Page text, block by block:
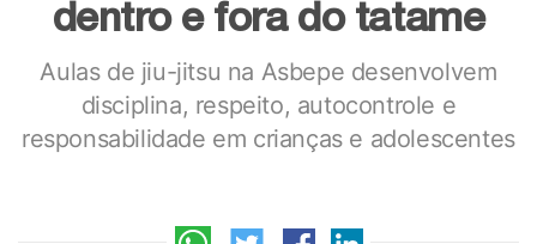
dentro e fora do tatame
Aulas de jiu-jitsu na Asbepe desenvolvem
disciplina, respeito, autocontrole e
responsabilidade em crianças e adolescentes